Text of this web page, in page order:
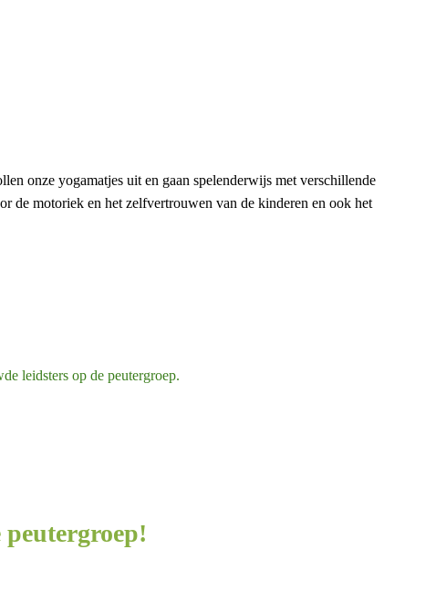
onze yogamatjes uit en gaan spelenderwijs met verschillende
de motoriek en het zelfvertrouwen van de kinderen en ook het
leidsters op de peutergroep.
peutergroep!